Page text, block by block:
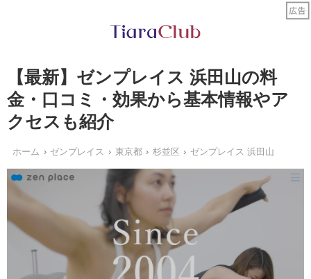
【最新】ゼンプレイス 浜田山の料
金・口コミ・効果から基本情報やア
クセスも紹介
ホーム ゼンプレイス 東京都 杉並区 ゼンプレイス 浜田山